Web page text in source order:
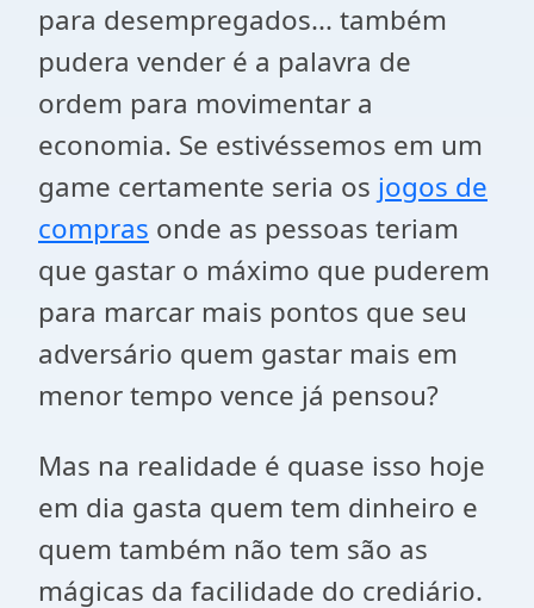
para desempregados... também
pudera vender é a palavra de
ordem para movimentar a
economia. Se estivéssemos em um
game certamente seria os jogos de
compras onde as pessoas teriam
que gastar o máximo que puderem
para marcar mais pontos que seu
adversário quem gastar mais em
menor tempo vence já pensou?
Mas na realidade é quase isso hoje
em dia gasta quem tem dinheiro e
quem também não tem são as
mágicas da facilidade do crediário.